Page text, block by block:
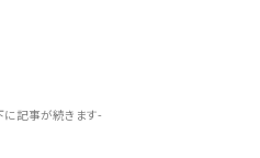
記事が続きます-